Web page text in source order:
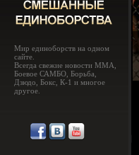
Мир единоборств на одном
сайте.
Всегда свежие новости MMA,
Боевое САМБО, Борьба,
Дзюдо, Бокс, К-1 и многое
другое.